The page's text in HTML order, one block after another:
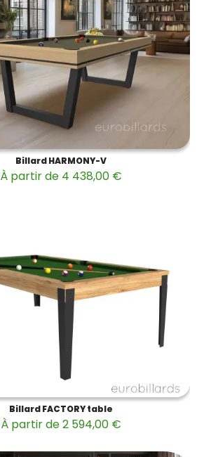
Billard HARMONY-V
À partir de 4 438,00 €
Billard FACTORY table
À partir de 2 594,00 €